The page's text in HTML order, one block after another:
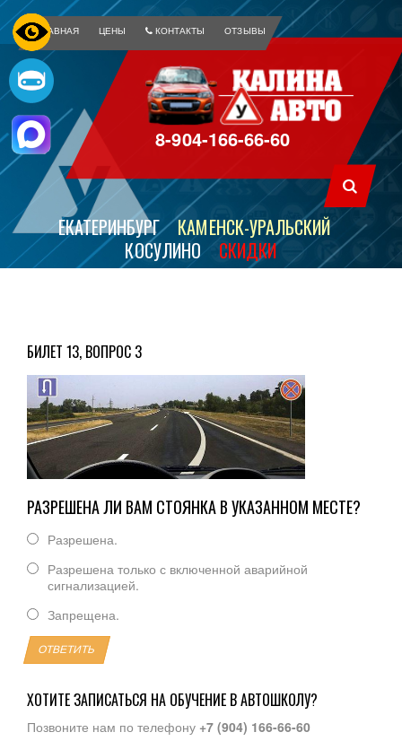
ГЛАВНАЯ ЦЕНЫ КОНТАКТЫ ОТЗЫВЫ
8-904-166-66-60
ЕКАТЕРИНБУРГ
КАМЕНСК-УРАЛЬСКИЙ
КОСУЛИНО
СКИДКИ
БИЛЕТ 13, ВОПРОС 3
РАЗРЕШЕНА ЛИ ВАМ СТОЯНКА В УКАЗАННОМ МЕСТЕ?
Разрешена.
Разрешена только с включенной аварийной
сигнализацией.
Запрещена.
ОТВЕТИТЬ
ХОТИТЕ ЗАПИСАТЬСЯ НА ОБУЧЕНИЕ В АВТОШКОЛУ?
Позвоните нам по телефону +7 (904) 166-66-60